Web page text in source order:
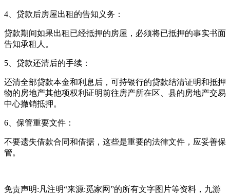
4、贷款后房屋出租的告知义务：
贷款期间如果出租已经抵押的房屋，必须将已抵押的事实书面
告知承租人。
5、贷款还清后的手续：
还清全部贷款本金和利息后，可持银行的贷款结清证明和抵押
物的房地产其他项权利证明前往房产所在区、县的房地产交易
中心撤销抵押。
6、保管重要文件：
不要遗失借款合同和借据，这些是重要的法律文件，应妥善保
管。
免责声明:凡注明“来源:觅家网”的所有文字图片等资料，九游